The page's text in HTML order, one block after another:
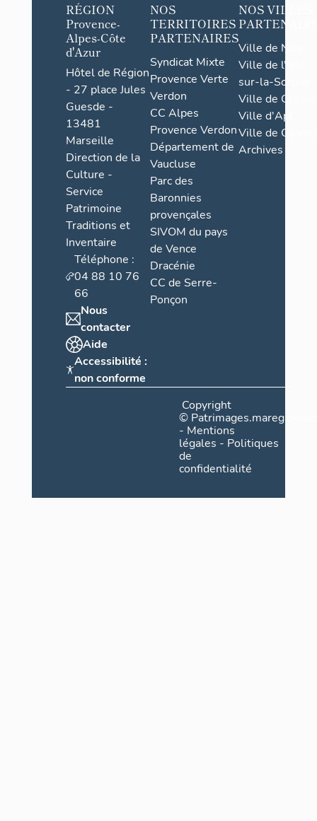
RÉGION
Provence-
Alpes-Côte
d'Azur
Hôtel de Région
- 27 place Jules
Guesde -
13481
Marseille
Direction de la
Culture -
Service
Patrimoine
Traditions et
Inventaire
Téléphone :
04 88 10 76
66
Nous
contacter
Aide
Accessibilité :
non conforme
NOS
TERRITOIRES
PARTENAIRES
Syndicat Mixte
Provence Verte
Verdon
CC Alpes
Provence Verdon
Département de
Vaucluse
Parc des
Baronnies
provençales
SIVOM du pays
de Vence
Dracénie
CC de Serre-
Ponçon
NOS VILLES
Ville de Nice
Ville de l'Isle-
sur-la-Sorgue
Ville de Grasse
Ville d'Apt
Ville de
Archives
Copyright
©
- Mentions
légales - Politiques
de
confidentialité